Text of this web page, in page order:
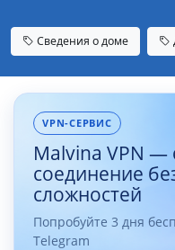
Сведения о доме
VPN-СЕРВИС
Malvina VPN —
соединение
сложностей
Попробуйте 3 дня
Telegram